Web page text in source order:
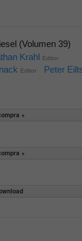
(Volumen 39)
Krahl Editor
Editor Peter